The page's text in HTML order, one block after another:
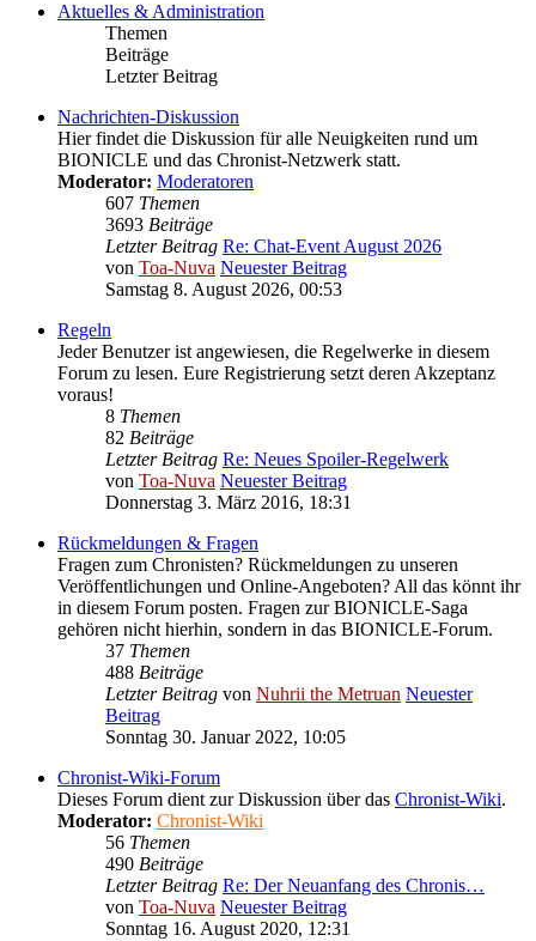
Aktuelles & Administration
Themen
Beiträge
Letzter Beitrag
Nachrichten-Diskussion
Hier findet die Diskussion für alle Neuigkeiten rund um
BIONICLE und das Chronist-Netzwerk statt.
Moderator: Moderatoren
607 Themen
3693 Beiträge
Letzter Beitrag Re: Chat-Event August 2026
von Toa-Nuva Neuester Beitrag
Samstag 8. August 2026, 00:53
Regeln
Jeder Benutzer ist angewiesen, die Regelwerke in diesem
Forum zu lesen. Eure Registrierung setzt deren Akzeptanz
voraus!
8 Themen
82 Beiträge
Letzter Beitrag Re: Neues Spoiler-Regelwerk
von Toa-Nuva Neuester Beitrag
Donnerstag 3. März 2016, 18:31
Rückmeldungen & Fragen
Fragen zum Chronisten? Rückmeldungen zu unseren
Veröffentlichungen und Online-Angeboten? All das könnt ihr
in diesem Forum posten. Fragen zur BIONICLE-Saga
gehören nicht hierhin, sondern in das BIONICLE-Forum.
37 Themen
488 Beiträge
Letzter Beitrag von Nuhrii the Metruan Neuester
Beitrag
Sonntag 30. Januar 2022, 10:05
Chronist-Wiki-Forum
Dieses Forum dient zur Diskussion über das Chronist-Wiki.
Moderator: Chronist-Wiki
56 Themen
490 Beiträge
Letzter Beitrag Re: Der Neuanfang des Chronis…
von Toa-Nuva Neuester Beitrag
Sonntag 16. August 2020, 12:31